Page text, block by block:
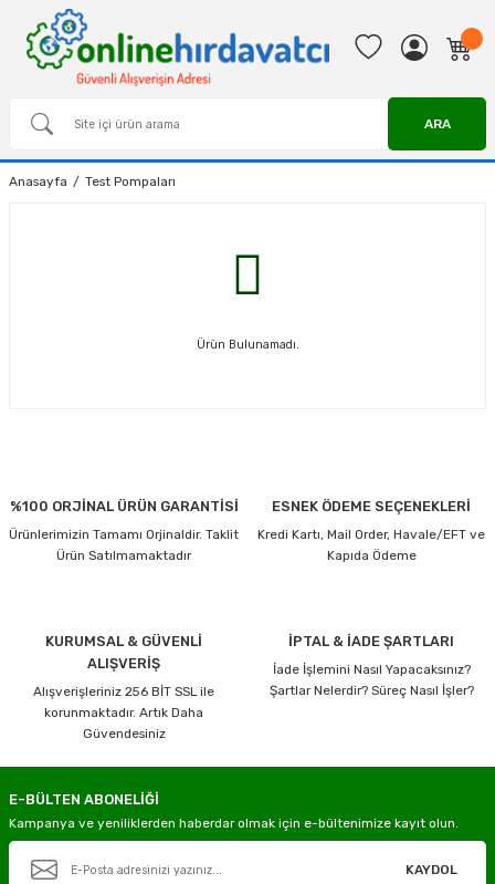
ARA
Anasayfa Test Pompaları
Ürün Bulunamadı.
%100 ORJİNAL ÜRÜN GARANTİSİ
Ürünlerimizin Tamamı Orjinaldir. Taklit
Ürün Satılmamaktadır
ESNEK ÖDEME SEÇENEKLERİ
Kredi Kartı, Mail Order, Havale/EFT ve
Kapıda Ödeme
KURUMSAL & GÜVENLİ
ALIŞVERİŞ
Alışverişleriniz 256 BİT SSL ile
korunmaktadır. Artık Daha
Güvendesiniz
İPTAL & İADE ŞARTLARI
İade İşlemini Nasıl Yapacaksınız?
Şartlar Nelerdir? Süreç Nasıl İşler?
E-BÜLTEN ABONELİĞİ
Kampanya ve yeniliklerden haberdar olmak için e-bültenimize kayıt olun.
KAYDOL